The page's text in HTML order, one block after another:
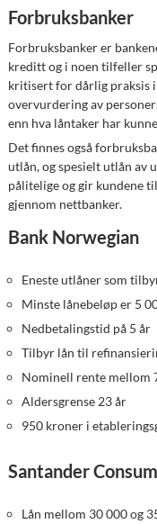
Forbruksbanker
Forbruksbanker er
kreditt og i noen tilfeller
kritisert for dårlig praksis
overvurdering av
enn hva låntaker har
Det finnes også
utlån, og spesielt utlån av
pålitelige og gir kundene
gjennom nettbanker.
Bank Norwegian
Eneste utlåner som
Minste lånebeløp er 5
Nedbetalingstid på 5 år
Tilbyr lån til
Nominell rente mellom
Aldersgrense 23 år
950 kroner i
Santander
Lån mellom 30 000 og